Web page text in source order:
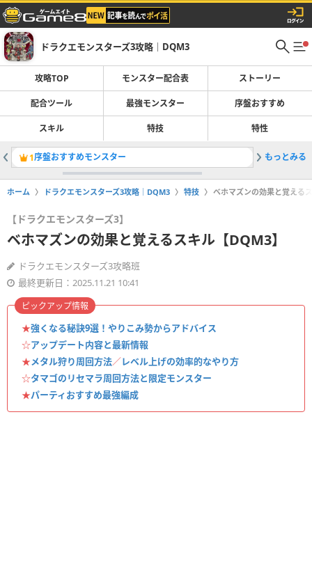
ドラクエモンスターズ3攻略｜DQM3
攻略TOP モンスター配合表 ストーリー
配合ツール 最強モンスター 序盤おすすめ
スキル 特技 特性
1序盤おすすめモンスター 2ゴッド
もっとみる
ホーム ドラクエモンスターズ3攻略｜DQM3 特技 ベホマズンの効果と覚える
【ドラクエモンスターズ3】
ベホマズンの効果と覚えるスキル【DQM3】
ドラクエモンスターズ3攻略班
最終更新日：2025.11.21 10:41
★強くなる秘訣9選！やりこみ勢からアドバイス
☆アップデート内容と最新情報
★メタル狩り周回方法／レベル上げの効率的なやり方
☆タマゴのリセマラ周回方法と限定モンスター
★パーティおすすめ最強編成
ピックアップ情報